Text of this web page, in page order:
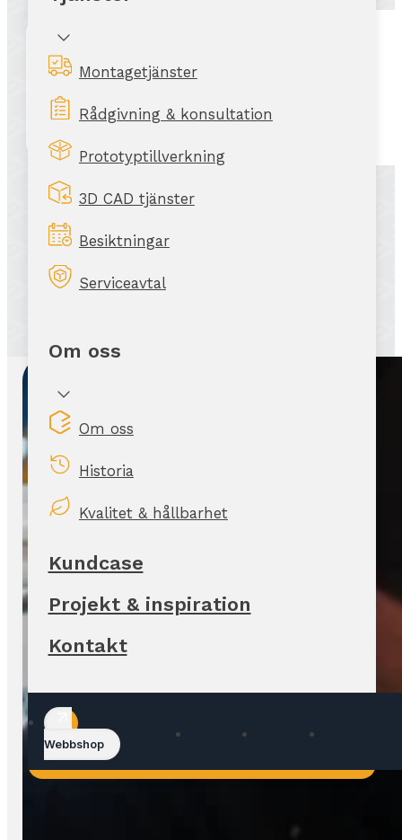
Montagetjänster
Rådgivning & konsultation
Prototyptillverkning
3D CAD tjänster
Besiktningar
Serviceavtal
Om oss
Om oss
Historia
Kvalitet & hållbarhet
Kundcase
Projekt & inspiration
Kontakt
Webbshop